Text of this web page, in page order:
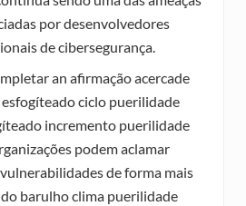
por desenvolvedores
de cibersegurança.
an afirmação acercade
esfogíteado ciclo puerilidade
incremento puerilidade
podem aclamar
de forma mais
barulho clima puerilidade